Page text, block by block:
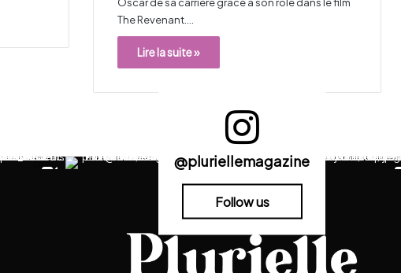
Oscar de sa carrière grâce à son rôle dans le film
The Revenant.…
Lire la suite »
@pluriellemagazine
Follow us